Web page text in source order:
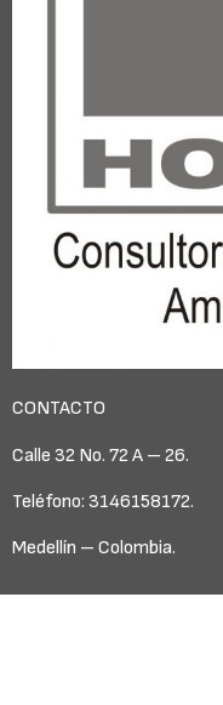
CONTACTO
Calle 32 No. 72 A – 26.
Teléfono: 3146158172.
Medellín – Colombia.